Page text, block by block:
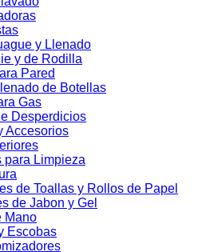
y Llenado
y de Rodilla
Pared
de Botellas
Gas
Desperdicios
Accesorios
para Limpieza
de Toallas y Rollos de Papel
de Jabon y Gel
Mano
Escobas